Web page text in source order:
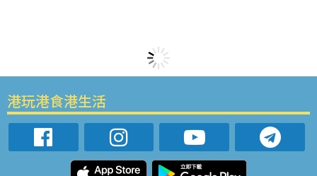
港玩港食港生活